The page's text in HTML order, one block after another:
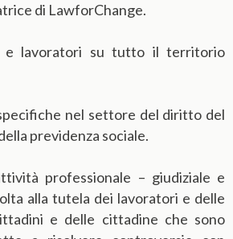
di LawforChange.
e lavoratori su tutto il territorio
nel settore del diritto del
previdenza sociale.
professionale – giudiziale e
alla tutela dei lavoratori e delle
e delle cittadine che sono